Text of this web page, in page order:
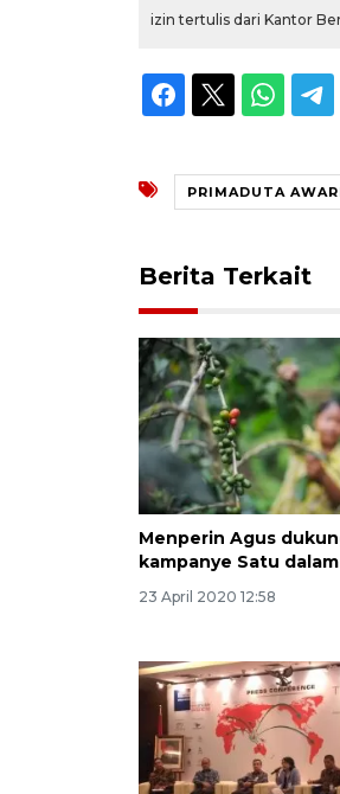
izin tertulis dari Kantor
PRIMADUTA
Berita Terkait
Menperin Agus
kampanye Satu
23 April 2020 12:58